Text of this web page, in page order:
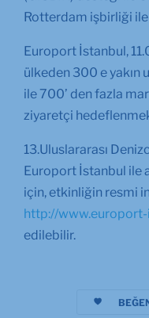
Rotterdam işbirliği
Europort İstanbul,
ülkeden 300 e yakın
ile 700’ den fazla
ziyaretçi
13.Uluslararası
Europort İstanbul ile
için, etkinliğin resmi
http://
edilebilir.